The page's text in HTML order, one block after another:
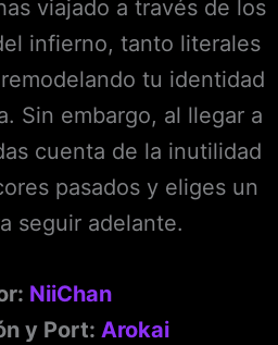
viajado a través de los
infierno, tanto literales
tu identidad
Sin embargo, al llegar a
cuenta de la inutilidad
pasados y eliges un
seguir adelante.
NiiChan
y Port: Arokai